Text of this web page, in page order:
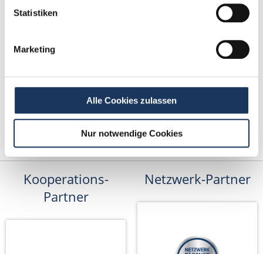
Statistiken
Marketing
Alle Cookies zulassen
Nur notwendige Cookies
bewerbung@dzas.de
Kooperations-
Partner
Netzwerk-Partner